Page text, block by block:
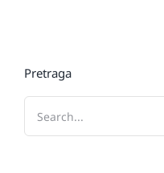
Pretraga